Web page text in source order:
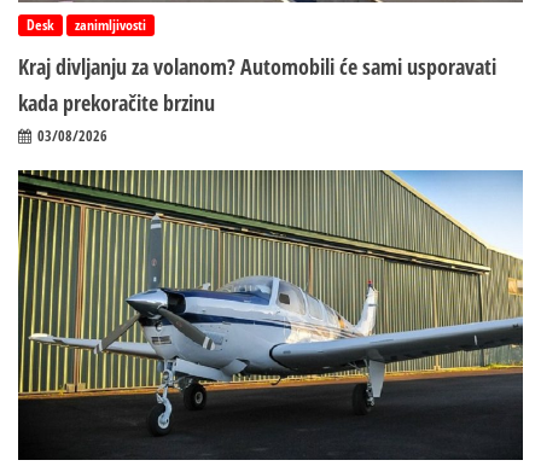
Desk zanimljivosti
Kraj divljanju za volanom? Automobili će sami usporavati
kada prekoračite brzinu
03/08/2026